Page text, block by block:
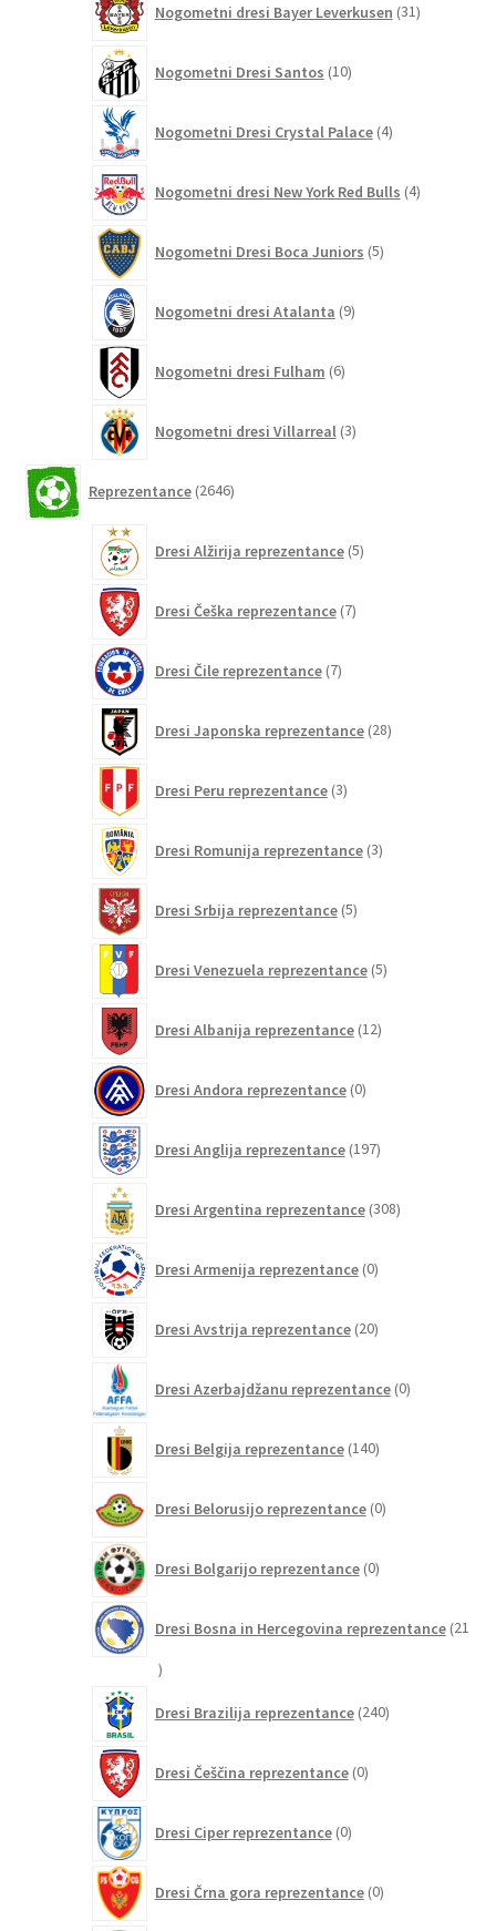
Nogometni dresi Bayer Leverkusen 31izdelkov
Nogometni Dresi Santos 10izdelkov
Nogometni Dresi Crystal Palace 4izdelki
Nogometni dresi New York Red Bulls 4izdelki
Nogometni Dresi Boca Juniors 5izdelkov
Nogometni dresi Atalanta 9izdelkov
Nogometni dresi Fulham 6izdelkov
Nogometni dresi Villarreal 3izdelki
Reprezentance 2646izdelkov
Dresi Alžirija reprezentance 5izdelkov
Dresi Češka reprezentance 7izdelkov
Dresi Čile reprezentance 7izdelkov
Dresi Japonska reprezentance 28izdelkov
Dresi Peru reprezentance 3izdelki
Dresi Romunija reprezentance 3izdelki
Dresi Srbija reprezentance 5izdelkov
Dresi Venezuela reprezentance 5izdelkov
Dresi Albanija reprezentance 12izdelkov
Dresi Andora reprezentance 0izdelkov
Dresi Anglija reprezentance 197izdelkov
Dresi Argentina reprezentance 308izdelkov
Dresi Armenija reprezentance 0izdelkov
Dresi Avstrija reprezentance 20izdelkov
Dresi Azerbajdžanu reprezentance 0izdelkov
Dresi Belgija reprezentance 140izdelkov
Dresi Belorusijo reprezentance 0izdelkov
Dresi Bolgarijo reprezentance 0izdelkov
Dresi Bosna in Hercegovina reprezentance 21
21
Dresi Brazilija reprezentance 240izdelkov
Dresi Češčina reprezentance 0izdelkov
Dresi Ciper reprezentance 0izdelkov
Dresi Črna gora reprezentance 0izdelkov